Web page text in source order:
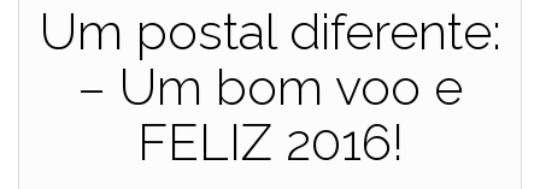
Um postal diferente:
– Um bom voo e
FELIZ 2016!